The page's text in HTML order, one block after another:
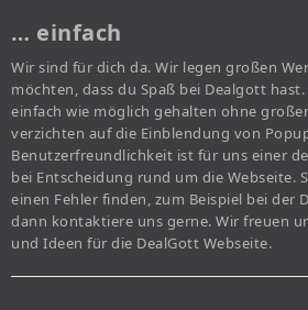
… einfach
Wir sind für dich da. Wir legen großen
möchten, dass du Spaß bei Dealgott
einfach wie möglich gehalten ohne
verzichten auf die Einblendung von
Benutzerfreundlichkeit ist für uns einer
bei Entscheidung rund um die Webseite.
einen Fehler finden, zum Beispiel bei der
dann kontaktiere uns gerne. Wir freuen
und Ideen für die DealGott Webseite.